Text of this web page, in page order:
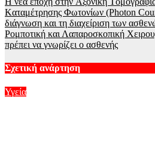
Kαταμέτρησης Φωτονίων (Photon
διάγνωση και τη διαχείριση των
Ρομποτική και Λαπαροσκοπική
πρέπει να γνωρίζει ο ασθενής
Σχετική ανάρτηση
Υγεία